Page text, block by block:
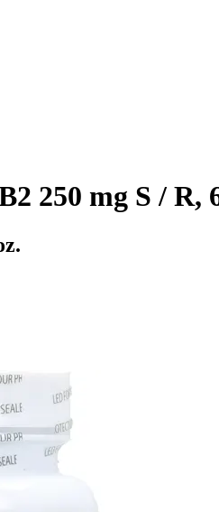
250 mg S / R,